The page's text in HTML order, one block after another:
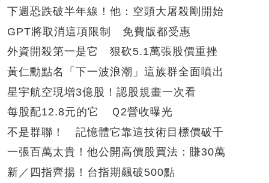
下週恐跌破半年線！他：空頭大屠殺剛開始
GPT將取消這項限制 免費版都受惠
外資開殺第一是它 狠砍5.1萬張股價重挫
黃仁勳點名「下一波浪潮」這族群全面噴出
星宇航空現增3億股！認股規畫一次看
每股配12.8元的它 Ｑ2營收曝光
不是群聯！ 記憶體它靠這技術目標價破千
一張百萬太貴！他公開高價股買法：賺30萬
新／四指齊揚！台指期飆破500點